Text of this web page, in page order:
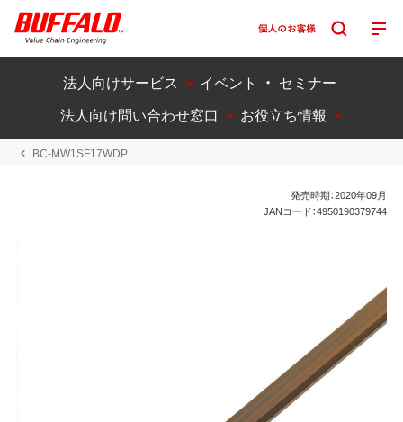
法人向けサービス
イベント ・ セミナー
法人向け問い合わせ窓口
お役立ち情報
BC-MW1SF17WDP
発売時期：2020年09月
JANコード：4950190379744